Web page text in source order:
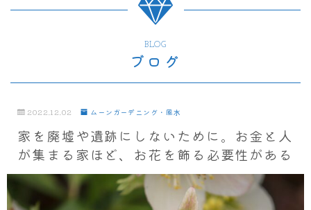
BLOG
ブログ
2022.12.02 ムーンガーデニング・風水
家を廃墟や遺跡にしないために。お金と人
が集まる家ほど、お花を飾る必要性がある